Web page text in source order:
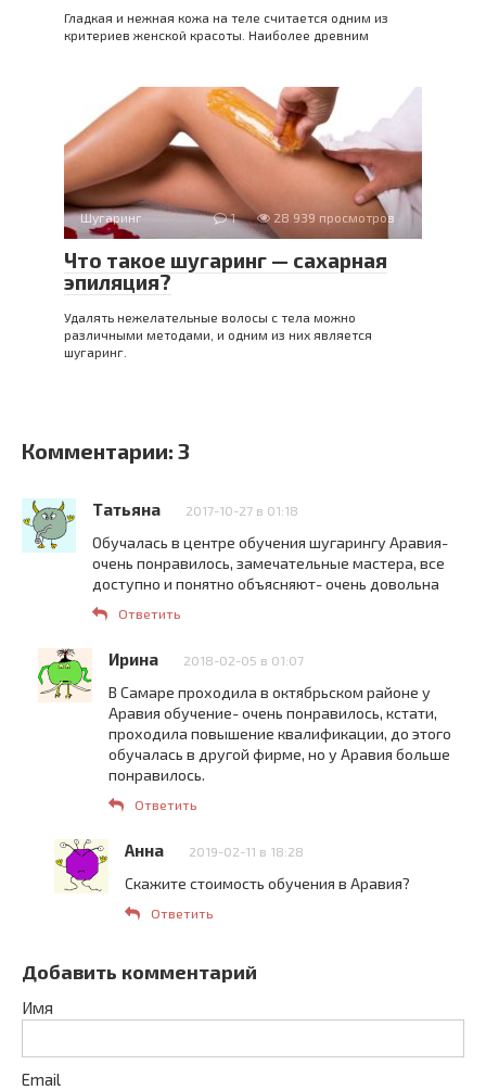
Гладкая и нежная кожа на теле считается одним из
критериев женской красоты. Наиболее древним
Шугаринг 1 28 939 просмотров
Что такое шугаринг — сахарная
эпиляция?
Удалять нежелательные волосы с тела можно
различными методами, и одним из них является
шугаринг.
Комментарии: 3
Татьяна 2017-10-27 в 01:18
Обучалась в центре обучения шугарингу Аравия-
очень понравилось, замечательные мастера, все
доступно и понятно объясняют- очень довольна
Ответить
Ирина 2018-02-05 в 01:07
В Самаре проходила в октябрьском районе у
Аравия обучение- очень понравилось, кстати,
проходила повышение квалификации, до этого
обучалась в другой фирме, но у Аравия больше
понравилось.
Ответить
Анна 2019-02-11 в 18:28
Скажите стоимость обучения в Аравия?
Ответить
Добавить комментарий
Имя
Email